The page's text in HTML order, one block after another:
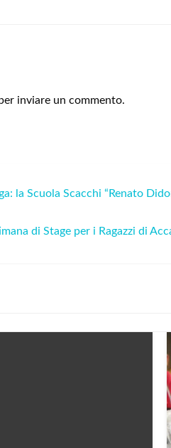
inviare un commento.
la Scuola Scacchi “Renato
di Stage per i Ragazzi di